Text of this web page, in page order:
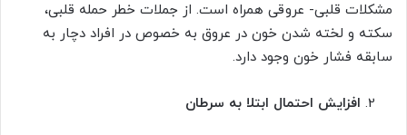
مشکلات قلبی- عروقی همراه است. از جملات خطر حمله قلبی،
سکته و لخته شدن خون در عروق به خصوص در افراد دچار به
سابقه فشار خون وجود دارد.
افزایش احتمال ابتلا به سرطان